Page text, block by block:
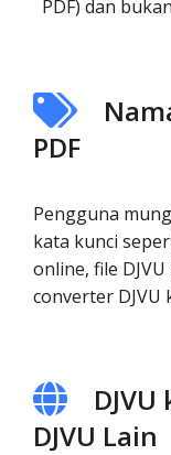
PDF) dan
PDF
Pengguna
kata kunci
online, file DJVU
converter DJVU
DJVU Lain